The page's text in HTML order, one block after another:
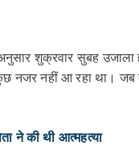
शुक्रवार सुबह
कुछ नजर नहीं आ रहा था।
ने की थी आत्महत्या